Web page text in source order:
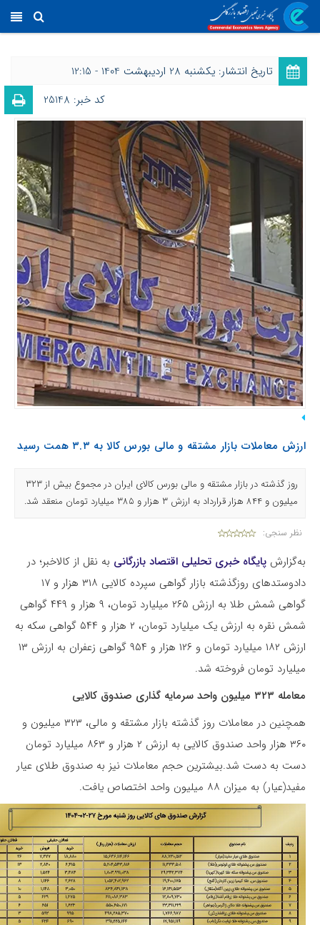
تاریخ انتشار: یکشنبه 28 اردیبهشت 1404 - 12:15
کد خبر: 25148
ارزش معاملات بازار مشتقه و مالی بورس کالا به ۳.۳ همت رسید
روز گذشته در بازار مشتقه و مالی بورس کالای ایران در مجموع بیش از ۳۲۳
میلیون و ۸۴۴ هزار قرارداد به ارزش ۳ هزار و ۳۸۵ میلیارد تومان منعقد شد.
نظر سنجی:
به‌گزارش پایگاه خبری تحلیلی اقتصاد بازرگانی به نقل از کالاخبر؛ در
دادوستدهای روزگذشته بازار گواهی سپرده کالایی ۳۱۸ هزار و ۱۷
گواهی شمش طلا به ارزش ۲۶۵ میلیارد تومان، ۹ هزار و ۴۴۹ گواهی
شمش نقره به ارزش یک میلیارد تومان، ۲ هزار و ۵۴۴ گواهی سکه به
ارزش ۱۸۲ میلیارد تومان و ۱۲۶ هزار و ۹۵۴ گواهی زعفران به ارزش ۱۳
میلیارد تومان فروخته شد.
معامله ۳۲۳ میلیون واحد سرمایه گذاری صندوق کالایی
همچنین در معاملات روز گذشته بازار مشتقه و مالی، ۳۲۳ میلیون و
۳۶۰ هزار واحد صندوق کالایی به ارزش ۲ هزار و ۸۶۳ میلیارد تومان
دست به دست شد.بیشترین حجم معاملات نیز به صندوق طلای عیار
مفید(عیار) به میزان ۸۸ میلیون واحد اختصاص یافت.